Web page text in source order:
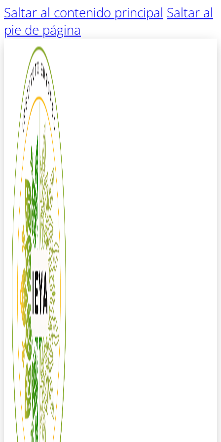
Saltar al contenido principal Saltar al
pie de página